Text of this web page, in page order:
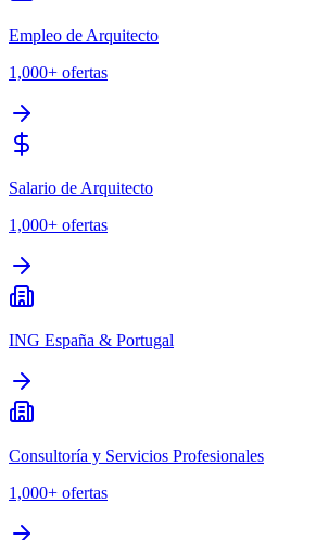
Empleo de Arquitecto
1,000+ ofertas
Salario de Arquitecto
1,000+ ofertas
ING España & Portugal
Consultoría y Servicios Profesionales
1,000+ ofertas